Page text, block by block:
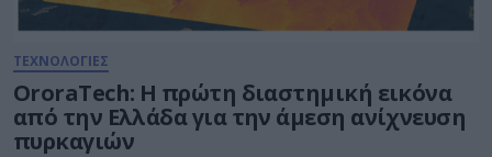
ΤΕΧΝΟΛΟΓΙΕΣ
OroraTech: Η πρώτη διαστημική εικόνα
από την Ελλάδα για την άμεση ανίχνευση
πυρκαγιών